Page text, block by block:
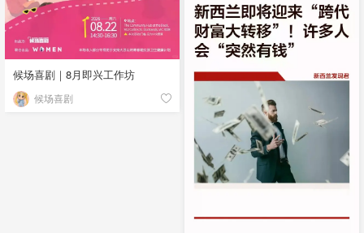
候场喜剧｜8月即兴工作坊
候场喜剧